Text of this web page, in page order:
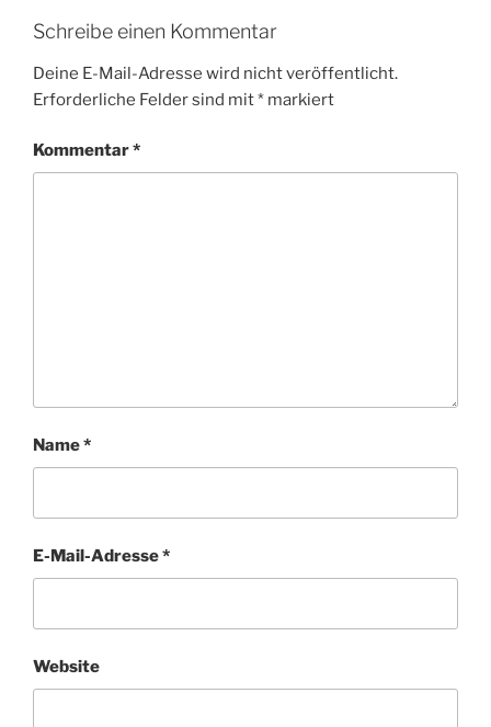
Schreibe einen Kommentar
Deine E-Mail-Adresse wird nicht veröffentlicht.
Erforderliche Felder sind mit* markiert
Kommentar*
Name*
E-Mail-Adresse*
Website